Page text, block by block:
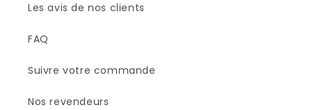
Les avis de nos clients
FAQ
Suivre votre commande
Nos revendeurs